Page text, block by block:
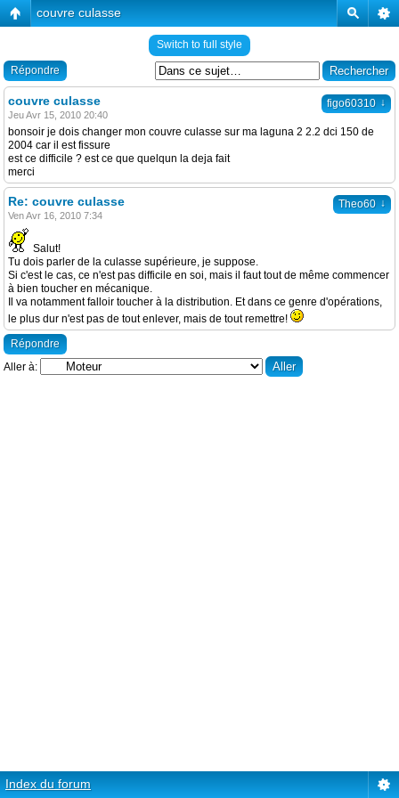
couvre culasse
Switch to full style
Répondre
figo60310 ↓
couvre culasse
Jeu Avr 15, 2010 20:40
bonsoir je dois changer mon couvre culasse sur ma laguna 2 2.2 dci 150 de
2004 car il est fissure
est ce difficile ? est ce que quelqun la deja fait
merci
Theo60 ↓
Re: couvre culasse
Ven Avr 16, 2010 7:34
Salut!
Tu dois parler de la culasse supérieure, je suppose.
Si c'est le cas, ce n'est pas difficile en soi, mais il faut tout de même commencer
à bien toucher en mécanique.
Il va notamment falloir toucher à la distribution. Et dans ce genre d'opérations,
le plus dur n'est pas de tout enlever, mais de tout remettre!
Répondre
Aller à:
Index du forum